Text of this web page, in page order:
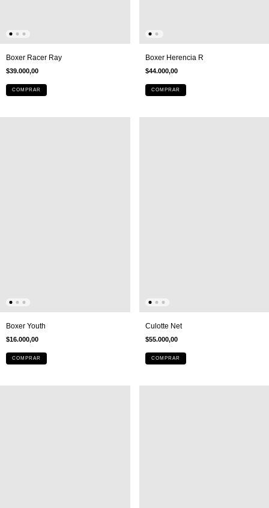
Boxer Racer Ray
$39.000,00
COMPRAR
Boxer Herencia R
$44.000,00
COMPRAR
Boxer Youth
$16.000,00
COMPRAR
Culotte Net
$55.000,00
COMPRAR